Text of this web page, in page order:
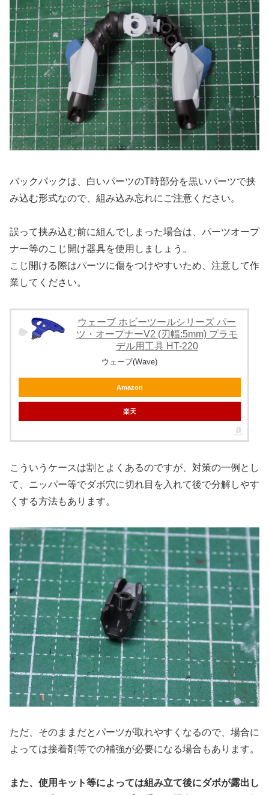
バックパックは、白いパーツのT時部分を黒いパーツで挟
み込む形式なので、組み込み忘れにご注意ください。
誤って挟み込む前に組んでしまった場合は、パーツオープ
ナー等のこじ開け器具を使用しましょう。
こじ開ける際はパーツに傷をつけやすいため、注意して作
業してください。
ウェーブ ホビーツールシリーズ パー
ツ・オープナーV2 (刃幅:5mm) プラモ
デル用工具 HT-220
ウェーブ(Wave)
Amazon
楽天
こういうケースは割とよくあるのですが、対策の一例とし
て、ニッパー等でダボ穴に切れ目を入れて後で分解しやす
くする方法もあります。
ただ、そのままだとパーツが取れやすくなるので、場合に
よっては接着剤等での補強が必要になる場合もあります。
また、使用キット等によっては組み立て後にダボが露出し